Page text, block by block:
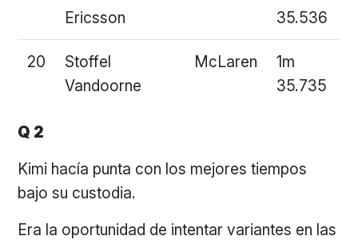
Ericsson
35.536
20
Stoffel
Vandoorne
McLaren
1m
35.735
Q 2
Kimi hacía punta con los mejores tiempos
bajo su custodia.
Era la oportunidad de intentar variantes en las